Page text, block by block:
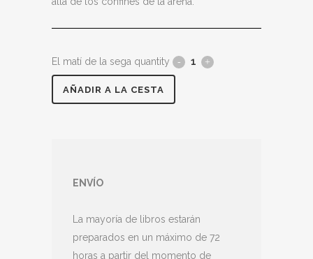
El matí de la sega quantity
AÑADIR A LA CESTA
ENVÍO
La mayoría de libros estarán
preparados en un máximo de 72
horas a partir del momento de